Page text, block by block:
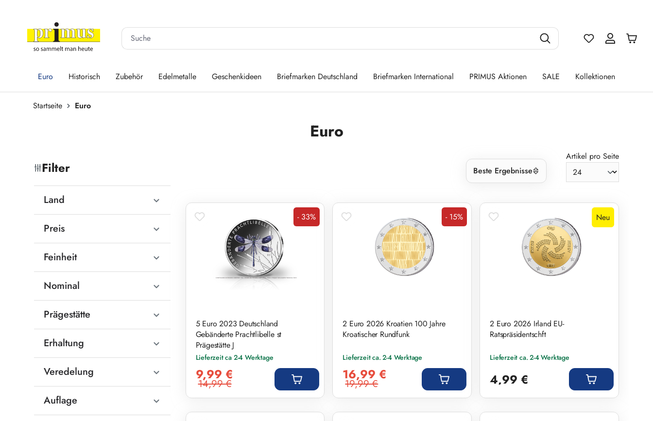
Du hast 0
Euro Historisch Zubehör Edelmetalle Geschenkideen Briefmarken Deutschland Briefmarken International PRIMUS Aktionen SALE Kollektionen
Startseite Euro
Euro
Filter
Land
Preis
Feinheit
Nominal
Prägestätte
Erhaltung
Veredelung
Auflage
Beste Ergebnisse
Artikel pro Seite
Rabatt
- 33%
5 Euro 2023 Deutschland
Gebänderte Prachtlibelle st
Prägestätte J
Lieferzeit ca 2-4 Werktage
9,99 €
Regulärer Preis:
14,99 €
Rabatt
- 15%
2 Euro 2026 Kroatien 100 Jahre
Kroatischer Rundfunk
Lieferzeit ca. 2-4 Werktage
16,99 €
Regulärer Preis:
19,99 €
Neu
2 Euro 2026 Irland EU-
Ratspräsidentschft
Lieferzeit ca. 2-4 Werktage
4,99 €